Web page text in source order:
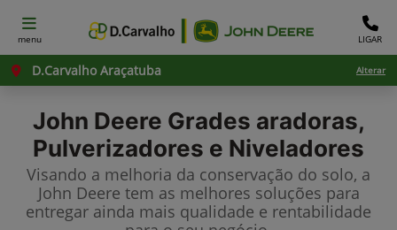
menu LIGAR
D.Carvalho Araçatuba Alterar
John Deere Grades aradoras,
Pulverizadores e Niveladores
Visando a melhoria da conservação do solo, a
John Deere tem as melhores soluções para
entregar ainda mais qualidade e rentabilidade